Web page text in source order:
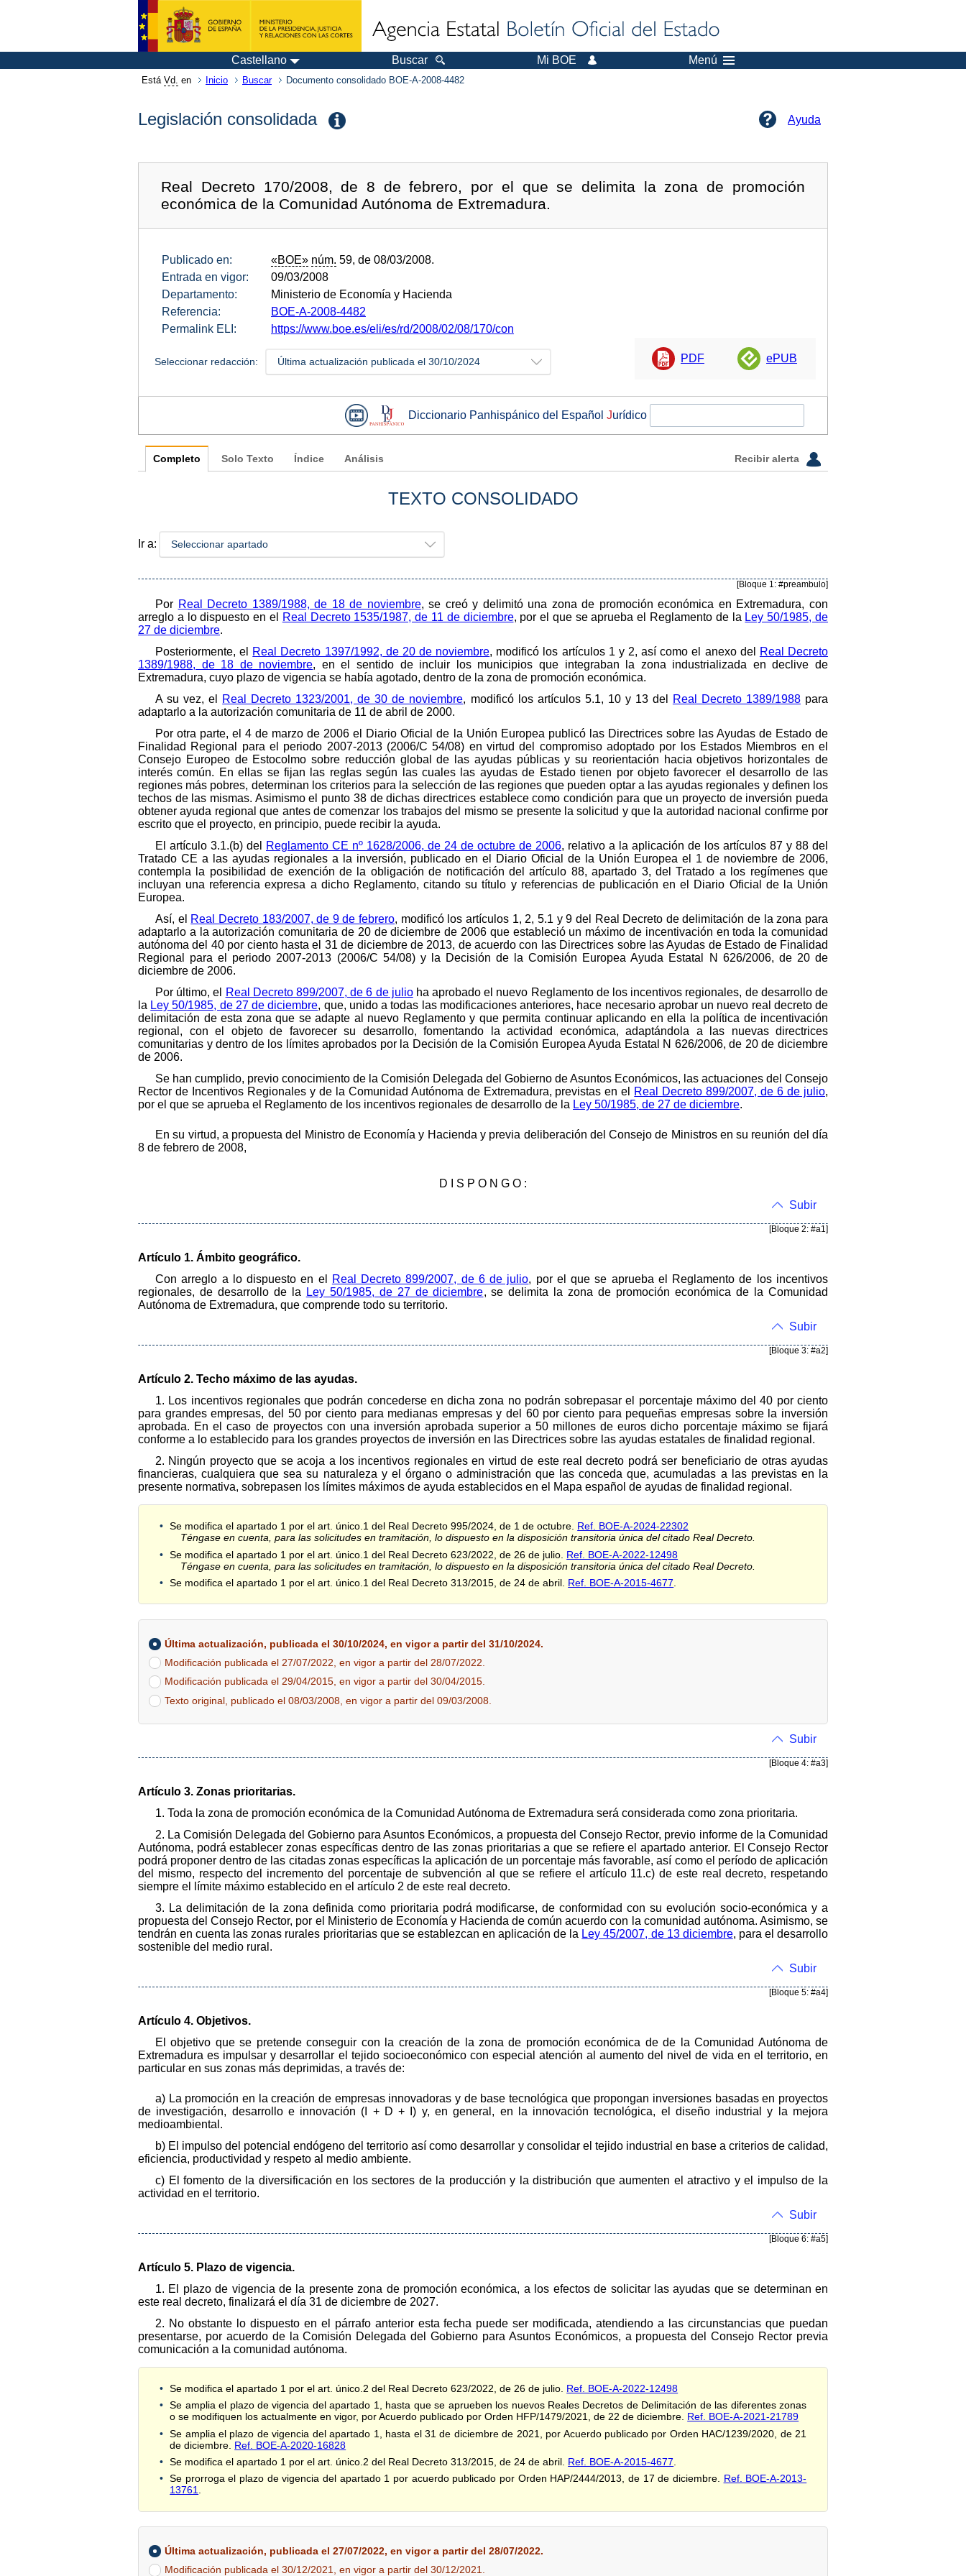
Castellano Buscar Mi BOE Menú
Está Vd. en Inicio Buscar Documento consolidado BOE-A-2008-4482
Legislación consolidada Ayuda
Real Decreto 170/2008, de 8 de febrero, por el que se delimita la zona de promoción
económica de la Comunidad Autónoma de Extremadura.
Publicado en: «BOE» núm. 59, de 08/03/2008.
Entrada en vigor:
09/03/2008
Departamento:
Ministerio de Economía y Hacienda
Referencia:
BOE-A-2008-4482
Permalink ELI:
https://www.boe.es/eli/es/rd/2008/02/08/170/con
Seleccionar redacción: Última actualización publicada el 30/10/2024 PDF ePUB
Diccionario Panhispánico del Español Jurídico
Completo Solo Texto Índice Análisis Recibir alerta
TEXTO CONSOLIDADO
Ir a: Seleccionar apartado
[Bloque 1: #preambulo]
Por Real Decreto 1389/1988, de 18 de noviembre, se creó y delimitó una zona de promoción económica en Extremadura, con
arreglo a lo dispuesto en el
Real Decreto 1535/1987, de 11 de diciembre, por el que se aprueba el Reglamento de la Ley 50/1985, de
27 de diciembre.
Posteriormente, el
Real Decreto 1397/1992, de 20 de noviembre, modificó los artículos 1 y 2, así como el anexo del
Real Decreto
1389/1988, de 18 de noviembre, en el sentido de incluir los municipios que integraban la zona industrializada en declive de
Extremadura, cuyo plazo de vigencia se había agotado, dentro de la zona de promoción económica.
A su vez, el
Real Decreto 1323/2001, de 30 de noviembre, modificó los artículos 5.1, 10 y 13 del Real Decreto 1389/1988para
adaptarlo a la autorización comunitaria de 11 de abril de 2000.
Por otra parte, el 4 de marzo de 2006 el Diario Oficial de la Unión Europea publicó las Directrices sobre las Ayudas de Estado de
Finalidad Regional para el periodo 2007-2013 (2006/C 54/08) en virtud del compromiso adoptado por los Estados Miembros en el
Consejo Europeo de Estocolmo sobre reducción global de las ayudas públicas y su reorientación hacia objetivos horizontales de
interés común. En ellas se fijan las reglas según las cuales las ayudas de Estado tienen por objeto favorecer el desarrollo de las
regiones más pobres, determinan los criterios para la selección de las regiones que pueden optar a las ayudas regionales y definen los
techos de las mismas. Asimismo el punto 38 de dichas directrices establece como condición para que un proyecto de inversión pueda
obtener ayuda regional que antes de comenzar los trabajos del mismo se presente la solicitud y que la autoridad nacional confirme por
escrito que el proyecto, en principio, puede recibir la ayuda.
El artículo 3.1.(b) del
Reglamento CE nº 1628/2006, de 24 de octubre de 2006, relativo a la aplicación de los artículos 87 y 88 del
Tratado CE a las ayudas regionales a la inversión, publicado en el Diario Oficial de la Unión Europea el 1 de noviembre de 2006,
contempla la posibilidad de exención de la obligación de notificación del artículo 88, apartado 3, del Tratado a los regímenes que
incluyan una referencia expresa a dicho Reglamento, citando su título y referencias de publicación en el Diario Oficial de la Unión
Europea.
Así, el Real Decreto 183/2007, de 9 de febrero, modificó los artículos 1, 2, 5.1 y 9 del Real Decreto de delimitación de la zona para
adaptarlo a la autorización comunitaria de 20 de diciembre de 2006 que estableció un máximo de incentivación en toda la comunidad
autónoma del 40 por ciento hasta el 31 de diciembre de 2013, de acuerdo con las Directrices sobre las Ayudas de Estado de Finalidad
Regional para el periodo 2007-2013 (2006/C 54/08) y la Decisión de la Comisión Europea Ayuda Estatal N 626/2006, de 20 de
diciembre de 2006.
Por último, el
Real Decreto 899/2007, de 6 de julioha aprobado el nuevo Reglamento de los incentivos regionales, de desarrollo de
la Ley 50/1985, de 27 de diciembre, que, unido a todas las modificaciones anteriores, hace necesario aprobar un nuevo real decreto de
delimitación de esta zona que se adapte al nuevo Reglamento y que permita continuar aplicando en ella la política de incentivación
regional, con el objeto de favorecer su desarrollo, fomentando la actividad económica, adaptándola a las nuevas directrices
comunitarias y dentro de los límites aprobados por la Decisión de la Comisión Europea Ayuda Estatal N 626/2006, de 20 de diciembre
de 2006.
Se han cumplido, previo conocimiento de la Comisión Delegada del Gobierno de Asuntos Económicos, las actuaciones del Consejo
Rector de Incentivos Regionales y de la Comunidad Autónoma de Extremadura, previstas en el Real Decreto 899/2007, de 6 de julio,
por el que se aprueba el Reglamento de los incentivos regionales de desarrollo de la Ley 50/1985, de 27 de diciembre.
En su virtud, a propuesta del Ministro de Economía y Hacienda y previa deliberación del Consejo de Ministros en su reunión del día
8 de febrero de 2008,
D I S P O N G O :
Subir
[Bloque 2: #a1]
Artículo 1. Ámbito geográfico.
Con arreglo a lo dispuesto en el
Real Decreto 899/2007, de 6 de julio, por el que se aprueba el Reglamento de los incentivos
regionales, de desarrollo de la
Ley 50/1985, de 27 de diciembre, se delimita la zona de promoción económica de la Comunidad
Autónoma de Extremadura, que comprende todo su territorio.
Subir
[Bloque 3: #a2]
Artículo 2. Techo máximo de las ayudas.
1. Los incentivos regionales que podrán concederse en dicha zona no podrán sobrepasar el porcentaje máximo del 40 por ciento
para grandes empresas, del 50 por ciento para medianas empresas y del 60 por ciento para pequeñas empresas sobre la inversión
aprobada. En el caso de proyectos con una inversión aprobada superior a 50 millones de euros dicho porcentaje máximo se fijará
conforme a lo establecido para los grandes proyectos de inversión en las Directrices sobre las ayudas estatales de finalidad regional.
2. Ningún proyecto que se acoja a los incentivos regionales en virtud de este real decreto podrá ser beneficiario de otras ayudas
financieras, cualquiera que sea su naturaleza y el órgano o administración que las conceda que, acumuladas a las previstas en la
presente normativa, sobrepasen los límites máximos de ayuda establecidos en el Mapa español de ayudas de finalidad regional.
Se modifica el apartado 1 por el art. único.1 del Real Decreto 995/2024, de 1 de octubre. Ref. BOE-A-2024-22302
Téngase en cuenta, para las solicitudes en tramitación, lo dispuesto en la disposición transitoria única del citado Real Decreto.
Se modifica el apartado 1 por el art. único.1 del Real Decreto 623/2022, de 26 de julio. Ref. BOE-A-2022-12498
Téngase en cuenta, para las solicitudes en tramitación, lo dispuesto en la disposición transitoria única del citado Real Decreto.
Se modifica el apartado 1 por el art. único.1 del Real Decreto 313/2015, de 24 de abril. Ref. BOE-A-2015-4677
Última actualización, publicada el 30/10/2024, en vigor a partir del 31/10/2024.
Modificación publicada el 27/07/2022, en vigor a partir del 28/07/2022.
Modificación publicada el 29/04/2015, en vigor a partir del 30/04/2015.
Texto original, publicado el 08/03/2008, en vigor a partir del 09/03/2008.
Subir
[Bloque 4: #a3]
Artículo 3. Zonas prioritarias.
1. Toda la zona de promoción económica de la Comunidad Autónoma de Extremadura será considerada como zona prioritaria.
2. La Comisión Delegada del Gobierno para Asuntos Económicos, a propuesta del Consejo Rector, previo informe de la Comunidad
Autónoma, podrá establecer zonas específicas dentro de las zonas prioritarias a que se refiere el apartado anterior. El Consejo Rector
podrá proponer dentro de las citadas zonas específicas la aplicación de un porcentaje más favorable, así como el período de aplicación
del mismo, respecto del incremento del porcentaje de subvención al que se refiere el artículo 11.c) de este real decreto, respetando
siempre el límite máximo establecido en el artículo 2 de este real decreto.
3. La delimitación de la zona definida como prioritaria podrá modificarse, de conformidad con su evolución socio-económica y a
propuesta del Consejo Rector, por el Ministerio de Economía y Hacienda de común acuerdo con la comunidad autónoma. Asimismo, se
tendrán en cuenta las zonas rurales prioritarias que se establezcan en aplicación de la Ley 45/2007, de 13 diciembre, para el desarrollo
sostenible del medio rural.
Subir
[Bloque 5: #a4]
Artículo 4. Objetivos.
El objetivo que se pretende conseguir con la creación de la zona de promoción económica de de la Comunidad Autónoma de
Extremadura es impulsar y desarrollar el tejido socioeconómico con especial atención al aumento del nivel de vida en el territorio, en
particular en sus zonas más deprimidas, a través de:
a) La promoción en la creación de empresas innovadoras y de base tecnológica que propongan inversiones basadas en proyectos
de investigación, desarrollo e innovación (I + D + I) y, en general, en la innovación tecnológica, el diseño industrial y la mejora
medioambiental.
b) El impulso del potencial endógeno del territorio así como desarrollar y consolidar el tejido industrial en base a criterios de calidad,
eficiencia, productividad y respeto al medio ambiente.
c) El fomento de la diversificación en los sectores de la producción y la distribución que aumenten el atractivo y el impulso de la
actividad en el territorio.
Subir
[Bloque 6: #a5]
Artículo 5. Plazo de vigencia.
1. El plazo de vigencia de la presente zona de promoción económica, a los efectos de solicitar las ayudas que se determinan en
este real decreto, finalizará el día 31 de diciembre de 2027.
2. No obstante lo dispuesto en el párrafo anterior esta fecha puede ser modificada, atendiendo a las circunstancias que puedan
presentarse, por acuerdo de la Comisión Delegada del Gobierno para Asuntos Económicos, a propuesta del Consejo Rector previa
comunicación a la comunidad autónoma.
Se modifica el apartado 1 por el art. único.2 del Real Decreto 623/2022, de 26 de julio. Ref. BOE-A-2022-12498
Se amplia el plazo de vigencia del apartado 1, hasta que se aprueben los nuevos Reales Decretos de Delimitación de las diferentes zonas
o se modifiquen los actualmente en vigor, por Acuerdo publicado por Orden HFP/1479/2021, de 22 de diciembre. Ref. BOE-A-2021-21789
Se amplia el plazo de vigencia del apartado 1, hasta el 31 de diciembre de 2021, por Acuerdo publicado por Orden HAC/1239/2020, de 21
de diciembre. Ref. BOE-A-2020-16828
Se modifica el apartado 1 por el art. único.2 del Real Decreto 313/2015, de 24 de abril. Ref. BOE-A-2015-4677
Se prorroga el plazo de vigencia del apartado 1 por acuerdo publicado por Orden HAP/2444/2013, de 17 de diciembre. Ref. BOE-A-2013-
13761
Última actualización, publicada el 27/07/2022, en vigor a partir del 28/07/2022.
Modificación publicada el 30/12/2021, en vigor a partir del 30/12/2021.